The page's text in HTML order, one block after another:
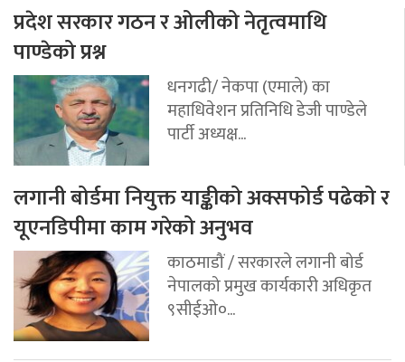
प्रदेश सरकार गठन र ओलीको नेतृत्वमाथि
पाण्डेको प्रश्न
धनगढी/ नेकपा (एमाले) का
महाधिवेशन प्रतिनिधि डेजी पाण्डेले
पार्टी अध्यक्ष...
लगानी बोर्डमा नियुक्त याङ्कीको अक्सफोर्ड पढेको र
यूएनडिपीमा काम गरेको अनुभव
काठमाडौं / सरकारले लगानी बोर्ड
नेपालको प्रमुख कार्यकारी अधिकृत
९सीईओ०...